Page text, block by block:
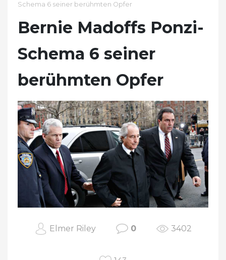
Schema 6 seiner berühmten Opfer
Bernie Madoffs Ponzi-
Schema 6 seiner
berühmten Opfer
Elmer Riley 0 3402